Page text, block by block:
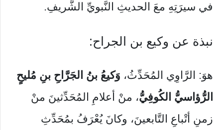
في سيرَتِهِ معَ الحديثِ النَّبويِّ الشَّريفِ.
نبذة عن وكيع بن الجراح:
هوَ: الرَّاوِي المُحَدِّثُ، وَكيعُ بنُ الجَرَّاحِ بنِ مُليحٍ
الرُّؤاسيُّ الكُوفِيُّ، منْ أعلامِ المُحَدِّثينَ منْ
زمنِ أتْباعِ التَّابعينَ، وكانَ يُعْرَفُ بمُحَدِّثِ